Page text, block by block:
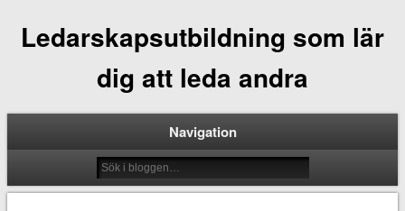
Ledarskapsutbildning som lär
dig att leda andra
Navigation